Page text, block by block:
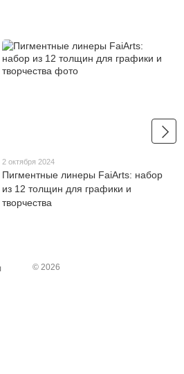
2 октября 2024
Пигментные линеры FaiArts: набор
из 12 толщин для графики и
творчества
© 2026